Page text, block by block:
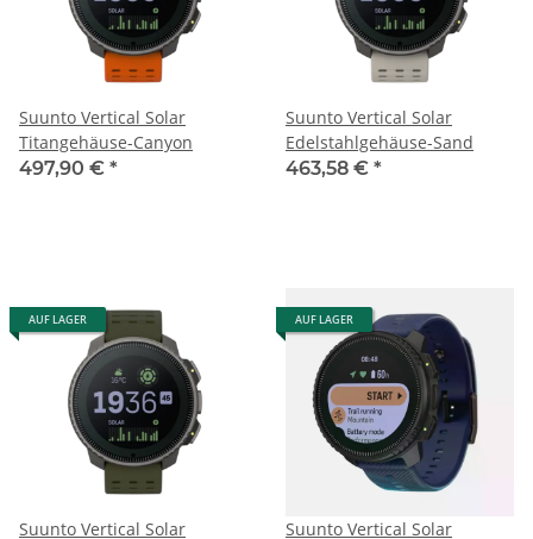
Suunto Vertical Solar
Titangehäuse-Canyon
497,90 € *
Suunto Vertical Solar
Edelstahlgehäuse-Sand
463,58 € *
AUF LAGER
Suunto Vertical Solar
AUF LAGER
Suunto Vertical Solar